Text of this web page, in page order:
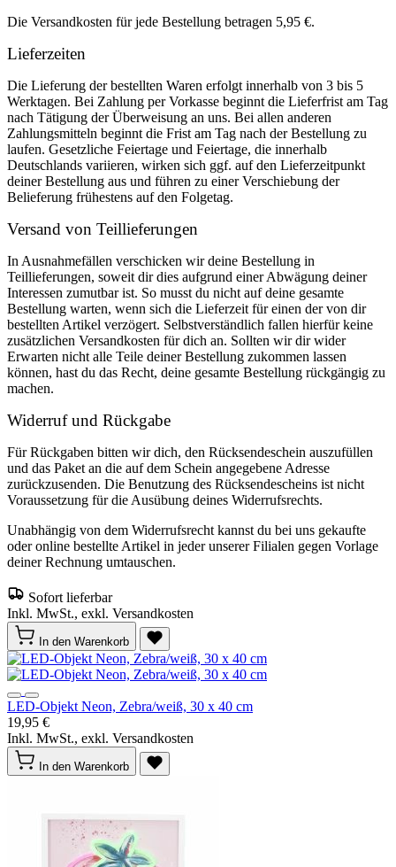
Die Versandkosten für jede Bestellung betragen 5,95 €.
Lieferzeiten
Die Lieferung der bestellten Waren erfolgt innerhalb von 3 bis 5
Werktagen. Bei Zahlung per Vorkasse beginnt die Lieferfrist am Tag
nach Tätigung der Überweisung an uns. Bei allen anderen
Zahlungsmitteln beginnt die Frist am Tag nach der Bestellung zu
laufen. Gesetzliche Feiertage und Feiertage, die innerhalb
Deutschlands variieren, wirken sich ggf. auf den Lieferzeitpunkt
deiner Bestellung aus und führen zu einer Verschiebung der
Belieferung frühestens auf den Folgetag.
Versand von Teillieferungen
In Ausnahmefällen verschicken wir deine Bestellung in
Teillieferungen, soweit dir dies aufgrund einer Abwägung deiner
Interessen zumutbar ist. So musst du nicht auf deine gesamte
Bestellung warten, wenn sich die Lieferzeit für einen der von dir
bestellten Artikel verzögert. Selbstverständlich fallen hierfür keine
zusätzlichen Versandkosten für dich an. Sollten wir dir wider
Erwarten nicht alle Teile deiner Bestellung zukommen lassen
können, hast du das Recht, deine gesamte Bestellung rückgängig zu
machen.
Widerruf und Rückgabe
Für Rückgaben bitten wir dich, den Rücksendeschein auszufüllen
und das Paket an die auf dem Schein angegebene Adresse
zurückzusenden. Die Benutzung des Rücksendescheins ist nicht
Voraussetzung für die Ausübung deines Widerrufsrechts.
Unabhängig von dem Widerrufsrecht kannst du bei uns gekaufte
oder online bestellte Artikel in jeder unserer Filialen gegen Vorlage
deiner Rechnung umtauschen.
Sofort lieferbar
Inkl. MwSt., exkl. Versandkosten
In den Warenkorb
LED-Objekt Neon, Zebra/weiß, 30 x 40 cm
19,95 €
Inkl. MwSt., exkl. Versandkosten
In den Warenkorb